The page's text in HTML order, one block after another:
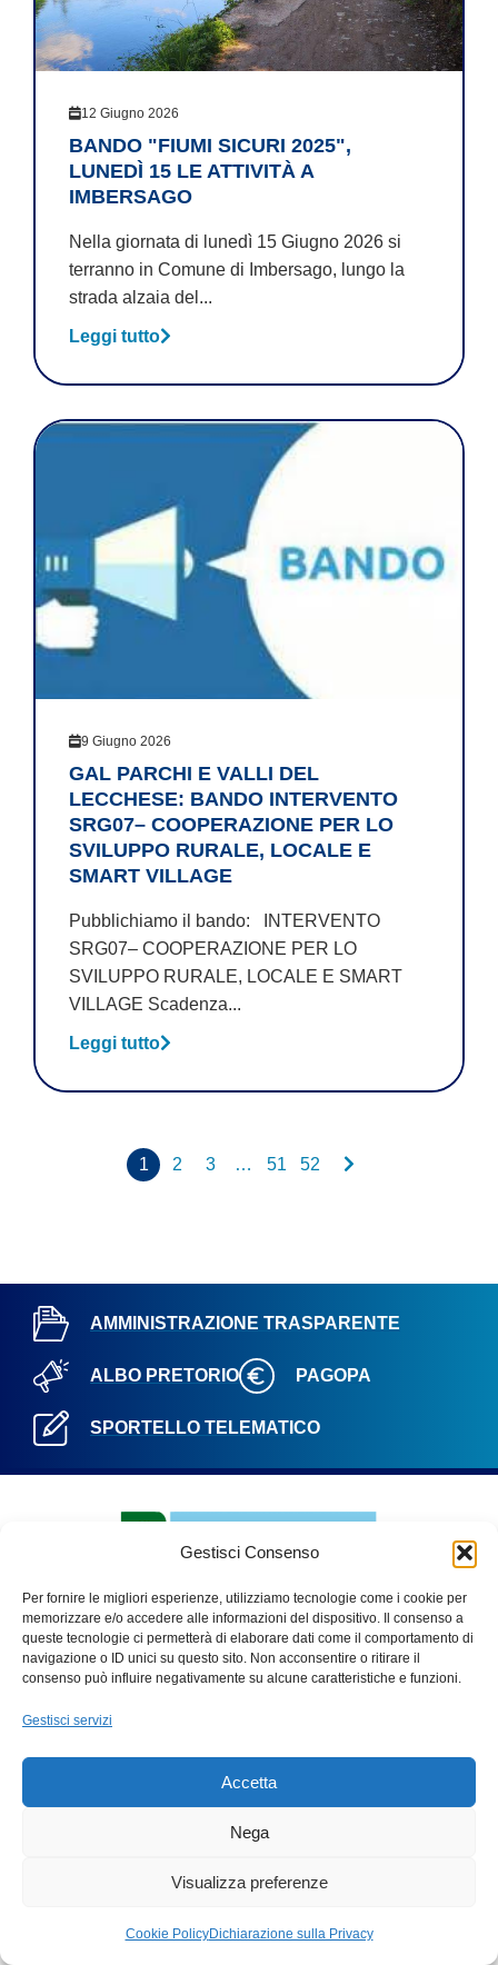
Gestisci Consenso
Per fornire le migliori esperienze, utilizziamo tecnologie come i cookie per
memorizzare e/o accedere alle informazioni del dispositivo. Il consenso a
queste tecnologie ci permetterà di elaborare dati come il comportamento di
navigazione o ID unici su questo sito. Non acconsentire o ritirare il
consenso può influire negativamente su alcune caratteristiche e funzioni.
Gestisci servizi
Accetta
Nega
Visualizza preferenze
Cookie PolicyDichiarazione sulla Privacy
12 Giugno 2026
BANDO "FIUMI SICURI 2025",
LUNEDÌ 15 LE ATTIVITÀ A
IMBERSAGO
Nella giornata di lunedì 15 Giugno 2026 si
terranno in Comune di Imbersago, lungo la
strada alzaia del...
Leggi tutto
9 Giugno 2026
GAL PARCHI E VALLI DEL
LECCHESE: BANDO INTERVENTO
SRG07– COOPERAZIONE PER LO
SVILUPPO RURALE, LOCALE E
SMART VILLAGE
Pubblichiamo il bando: INTERVENTO
SRG07– COOPERAZIONE PER LO
SVILUPPO RURALE, LOCALE E SMART
VILLAGE Scadenza...
Leggi tutto
1 2 3 … 51 52
AMMINISTRAZIONE TRASPARENTE
ALBO PRETORIO PAGOPA
SPORTELLO TELEMATICO
PARCO ADDA NORD
20056 – Trezzo sull’Adda (Mi)
protocollo.parco.addanord@pec.regione.lombardia.it